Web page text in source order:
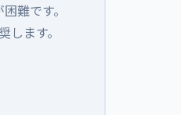
難です。
ます。